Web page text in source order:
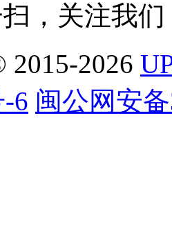
，关注我们
2015-2026
6 闽公网安